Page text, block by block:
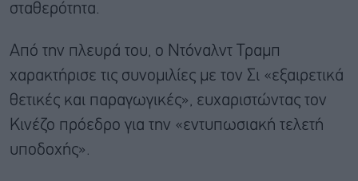
σταθερότητα.
Από την πλευρά του, ο Ντόναλντ Τραμπ
χαρακτήρισε τις συνομιλίες με τον Σι «εξαιρετικά
θετικές και παραγωγικές», ευχαριστώντας τον
Κινέζο πρόεδρο για την «εντυπωσιακή τελετή
υποδοχής».